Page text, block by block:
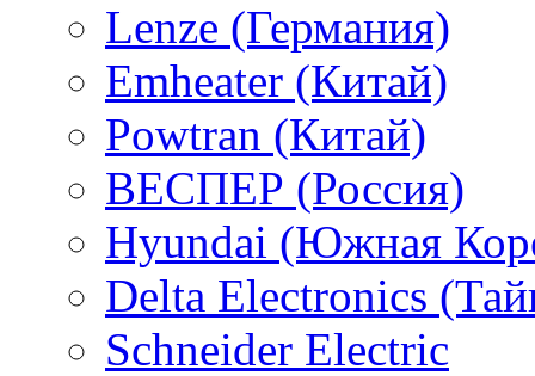
Lenze (Германия)
Emheater (Китай)
Powtran (Китай)
ВЕСПЕР (Россия)
Hyundai (Южная
Delta Electronics
Schneider Electric